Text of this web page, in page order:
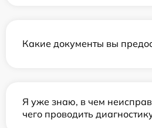
Какие документы вы
Я уже знаю, в чем
чего проводить